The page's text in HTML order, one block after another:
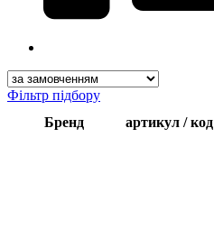
Фільтр підбору
Бренд
артикул / код